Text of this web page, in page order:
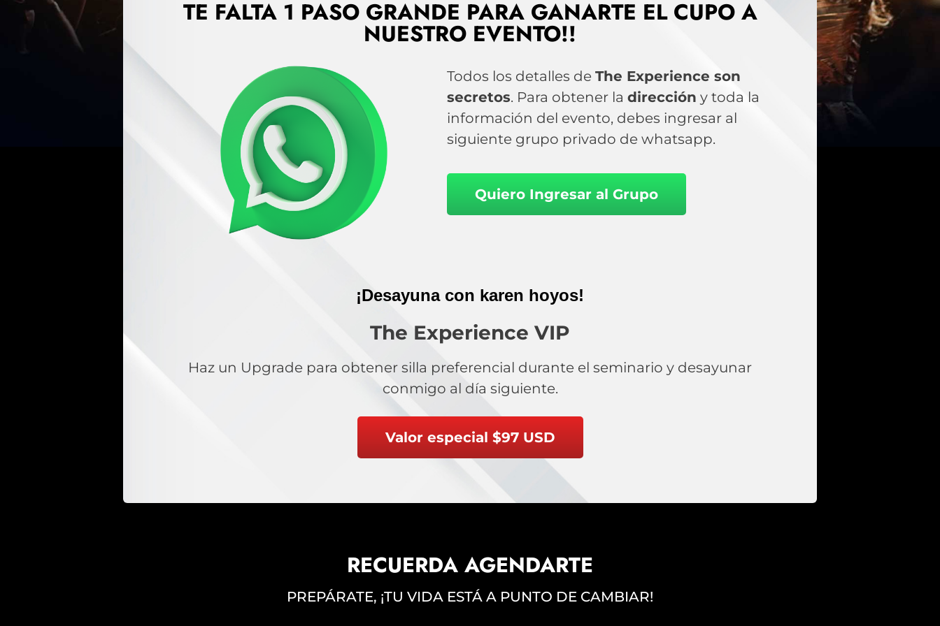
TE FALTA 1 PASO GRANDE PARA GANARTE EL CUPO A
NUESTRO EVENTO!!
Todos los detalles de The Experience son
secretos. Para obtener la dirección y toda la
información del evento, debes ingresar al
siguiente grupo privado de whatsapp.
Quiero Ingresar al Grupo
¡Desayuna con karen hoyos!
The Experience VIP
Haz un Upgrade para obtener silla preferencial durante el seminario y desayunar
conmigo al día siguiente.
Valor especial $97 USD
RECUERDA AGENDARTE
PREPÁRATE, ¡TU VIDA ESTÁ A PUNTO DE CAMBIAR!